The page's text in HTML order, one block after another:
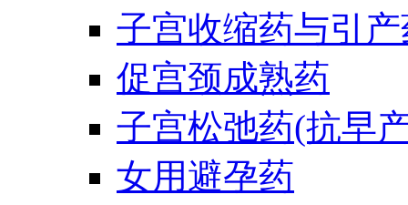
子宫收缩药与引
促宫颈成熟药
子宫松弛药(抗早
女用避孕药